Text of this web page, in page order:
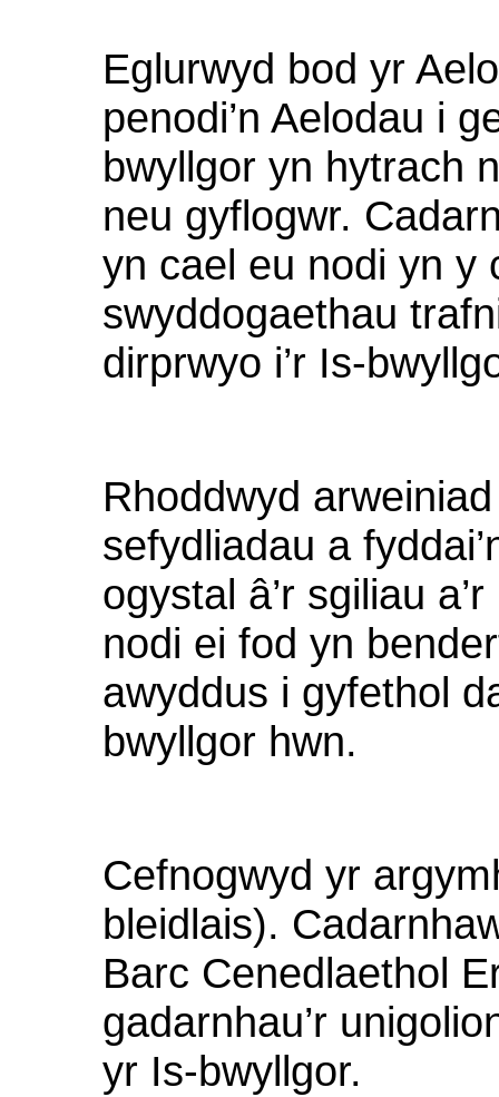
Eglurwyd bod yr
penodi’n Aelodau i
bwyllgor yn hytrach
neu gyflogwr.
yn cael eu nodi yn y
swyddogaethau
dirprwyo i’r Is-
Rhoddwyd arweiniad
sefydliadau a
ogystal â’r sgiliau a’r
nodi ei fod yn
awyddus i gyfethol
bwyllgor hwn.
Cefnogwyd yr
bleidlais).
Barc Cenedlaethol
gadarnhau’r
yr Is-bwyllgor.